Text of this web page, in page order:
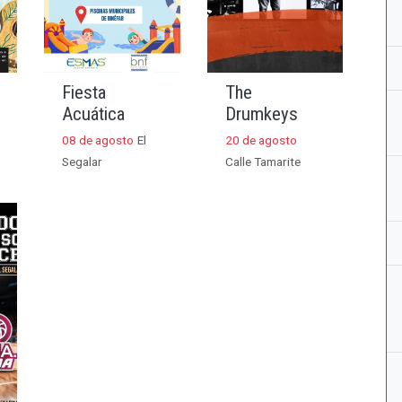
Fiesta
Acuática
08 de agosto El
Segalar
The
Drumkeys
20 de agosto
Calle Tamarite